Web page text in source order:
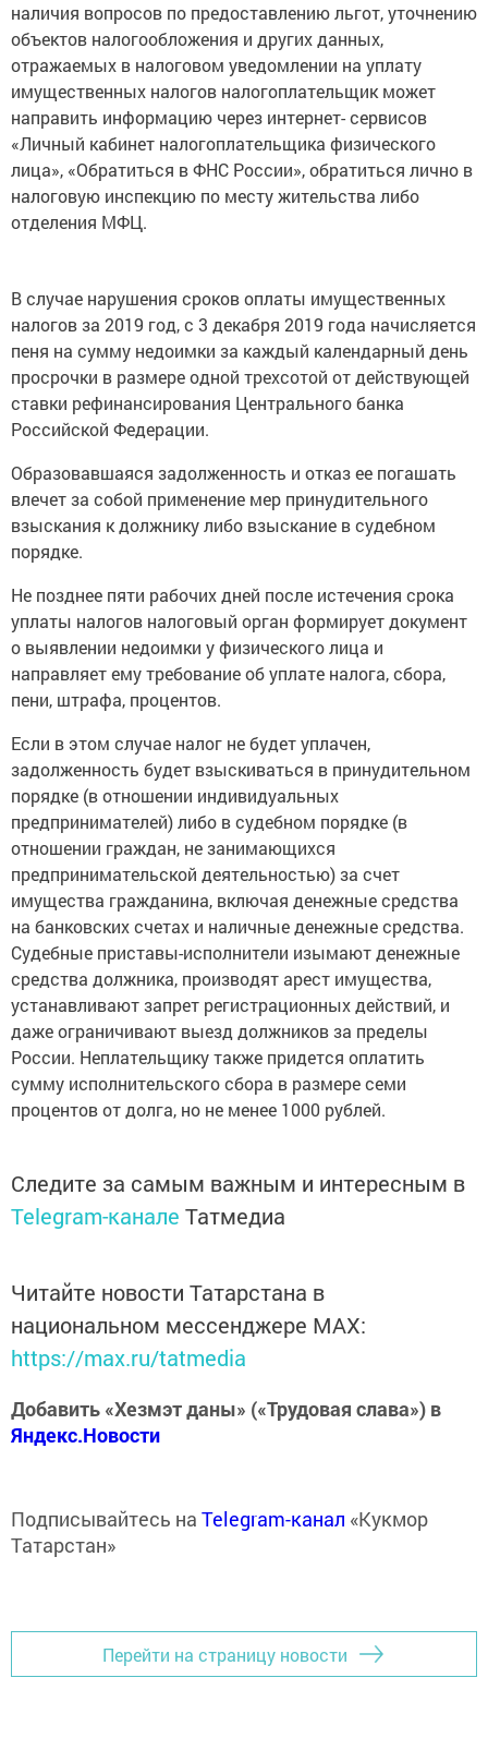
наличия вопросов по предоставлению льгот, уточнению
объектов налогообложения и других данных,
отражаемых в налоговом уведомлении на уплату
имущественных налогов налогоплательщик может
направить информацию через интернет- сервисов
«Личный кабинет налогоплательщика физического
лица», «Обратиться в ФНС России», обратиться лично в
налоговую инспекцию по месту жительства либо
отделения МФЦ.
В случае нарушения сроков оплаты имущественных
налогов за 2019 год, с 3 декабря 2019 года начисляется
пеня на сумму недоимки за каждый календарный день
просрочки в размере одной трехсотой от действующей
ставки рефинансирования Центрального банка
Российской Федерации.
Образовавшаяся задолженность и отказ ее погашать
влечет за собой применение мер принудительного
взыскания к должнику либо взыскание в судебном
порядке.
Не позднее пяти рабочих дней после истечения срока
уплаты налогов налоговый орган формирует документ
о выявлении недоимки у физического лица и
направляет ему требование об уплате налога, сбора,
пени, штрафа, процентов.
Если в этом случае налог не будет уплачен,
задолженность будет взыскиваться в принудительном
порядке (в отношении индивидуальных
предпринимателей) либо в судебном порядке (в
отношении граждан, не занимающихся
предпринимательской деятельностью) за счет
имущества гражданина, включая денежные средства
на банковских счетах и наличные денежные средства.
Судебные приставы-исполнители изымают денежные
средства должника, производят арест имущества,
устанавливают запрет регистрационных действий, и
даже ограничивают выезд должников за пределы
России. Неплательщику также придется оплатить
сумму исполнительского сбора в размере семи
процентов от долга, но не менее 1000 рублей.
Следите за самым важным и интересным в
Telegram-канале Татмедиа
Читайте новости Татарстана в
национальном мессенджере MАХ:
https://max.ru/tatmedia
Добавить «Хезмэт даны» («Трудовая слава») в
Яндекс.Новости
Подписывайтесь на Telegram-канал «Кукмор
Татарстан»
Перейти на страницу новости